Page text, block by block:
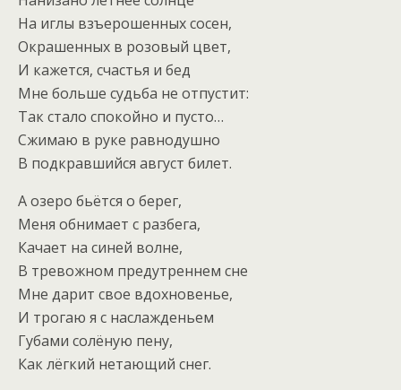
На иглы взъерошенных сосен,
Окрашенных в розовый цвет,
И кажется, счастья и бед
Мне больше судьба не отпустит:
Так стало спокойно и пусто…
Сжимаю в руке равнодушно
В подкравшийся август билет.
А озеро бьётся о берег,
Меня обнимает с разбега,
Качает на синей волне,
В тревожном предутреннем сне
Мне дарит свое вдохновенье,
И трогаю я с наслажденьем
Губами солёную пену,
Как лёгкий нетающий снег.